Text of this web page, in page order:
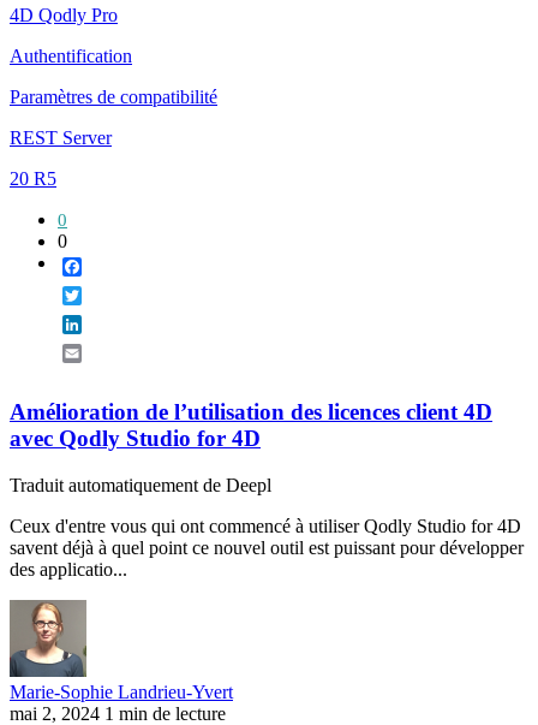
4D Qodly Pro
Authentification
Paramètres de compatibilité
REST Server
20 R5
0
0
Amélioration de l’utilisation des licences client 4D
avec Qodly Studio for 4D
Traduit automatiquement de Deepl
Ceux d'entre vous qui ont commencé à utiliser Qodly Studio for 4D
savent déjà à quel point ce nouvel outil est puissant pour développer
des applicatio...
Marie-Sophie Landrieu-Yvert
mai 2, 2024 1 min de lecture